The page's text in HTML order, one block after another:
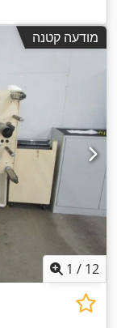
מודעה קטנה
1 / 12